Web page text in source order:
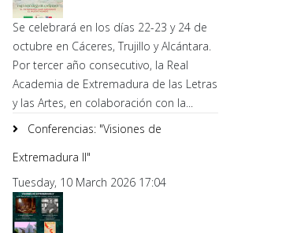
Se celebrará en los días 22-23 y 24 de
octubre en Cáceres, Trujillo y Alcántara.
Por tercer año consecutivo, la Real
Academia de Extremadura de las Letras
y las Artes, en colaboración con la...
Conferencias: "Visiones de
Extremadura II"
Tuesday, 10 March 2026 17:04